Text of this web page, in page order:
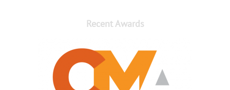
Recent Awards